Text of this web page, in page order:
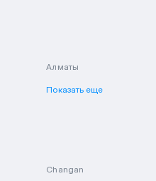
Алматы
Показать еще
Changan